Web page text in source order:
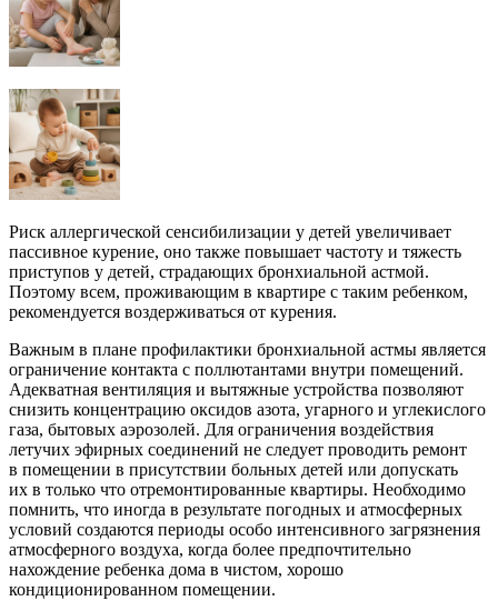
Риск аллергической сенсибилизации у детей увеличивает
пассивное курение, оно также повышает частоту и тяжесть
приступов у детей, страдающих бронхиальной астмой.
Поэтому всем, проживающим в квартире с таким ребенком,
рекомендуется воздерживаться от курения.
Важным в плане профилактики бронхиальной астмы является
ограничение контакта с поллютантами внутри помещений.
Адекватная вентиляция и вытяжные устройства позволяют
снизить концентрацию оксидов азота, угарного и углекислого
газа, бытовых аэрозолей. Для ограничения воздействия
летучих эфирных соединений не следует проводить ремонт
в помещении в присутствии больных детей или допускать
их в только что отремонтированные квартиры. Необходимо
помнить, что иногда в результате погодных и атмосферных
условий создаются периоды особо интенсивного загрязнения
атмосферного воздуха, когда более предпочтительно
нахождение ребенка дома в чистом, хорошо
кондиционированном помещении.